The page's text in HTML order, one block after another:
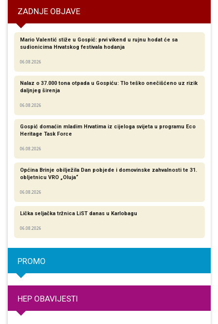
ZADNJE OBJAVE
Mario Valentić stiže u Gospić: prvi vikend u rujnu hodat će sa
sudionicima Hrvatskog festivala hodanja
06.08.2026
Nalaz o 37.000 tona otpada u Gospiću: Tlo teško onečišćeno uz rizik
daljnjeg širenja
06.08.2026
Gospić domaćin mladim Hrvatima iz cijeloga svijeta u programu Eco
Heritage Task Force
06.08.2026
Općina Brinje obilježila Dan pobjede i domovinske zahvalnosti te 31.
obljetnicu VRO „Oluja“
06.08.2026
Lička seljačka tržnica LiST danas u Karlobagu
06.08.2026
PROMO
HEP OBAVIJESTI